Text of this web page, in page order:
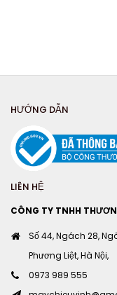
HƯỚNG DẪN
LIÊN HỆ
CÔNG TY TNHH
Số 44, Ngách 28,
Phương Liệt, Hà Nội,
0973 989 555